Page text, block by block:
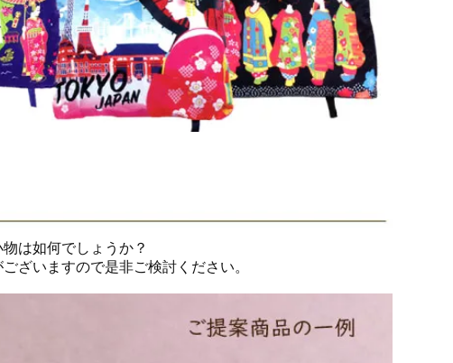
は如何でしょうか？
ざいますので是非ご検討ください。